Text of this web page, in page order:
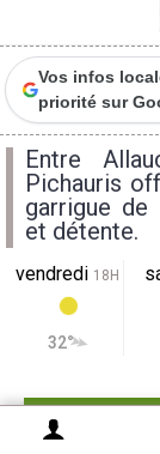
Vos infos
priorité sur
Entre
Pichauris
garrigue de
et détente.
vendredi 18H
32°
Accès